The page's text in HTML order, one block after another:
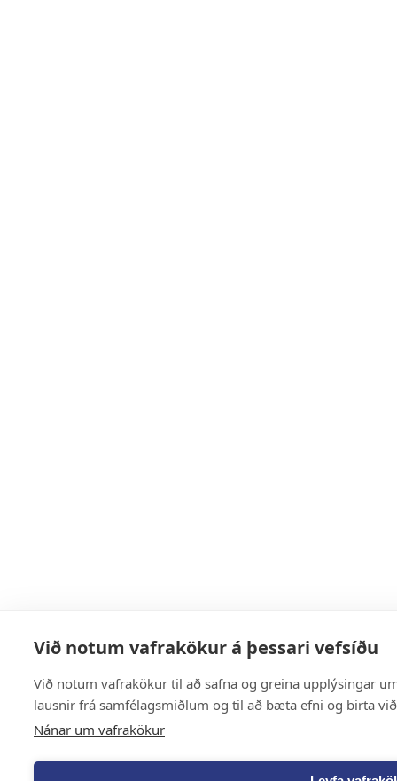
Við notum vafrakökur á þessari vefsíðu
Við notum vafrakökur til að safna og greina upplýsingar
lausnir frá samfélagsmiðlum og til að bæta efni og birta
Nánar um vafrakökur